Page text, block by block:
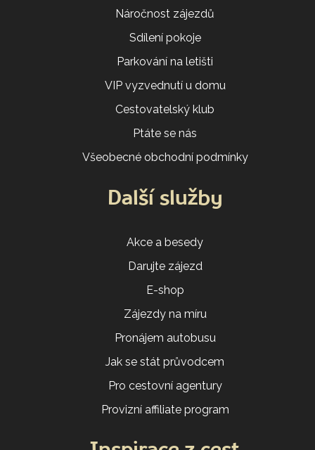
Náročnost zájezdů
Sdílení pokoje
Parkování na letišti
VIP vyzvednutí u domu
Cestovatelský klub
Ptáte se nás
Všeobecné obchodní podmínky
Další služby
Akce a besedy
Darujte zájezd
E-shop
Zájezdy na míru
Pronájem autobusu
Jak se stát průvodcem
Pro cestovní agentury
Provizní affiliate program